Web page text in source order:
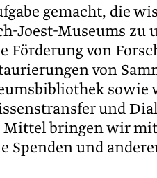
gemacht, die
Joest-Museums zu
Förderung von
von
sowie
und
bringen wir
Spenden und